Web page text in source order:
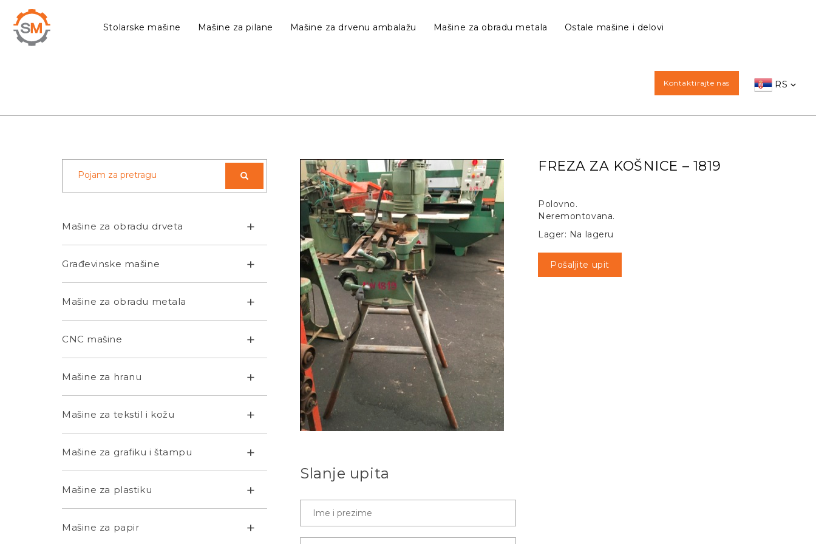
Stolarske mašine Mašine za pilane Mašine za drvenu ambalažu Mašine za obradu metala Ostale mašine i delovi
Kontaktirajte nas RS
Mašine za obradu drveta +
Građevinske mašine +
Mašine za obradu metala +
CNC mašine +
Mašine za hranu +
Mašine za tekstil i kožu +
Mašine za grafiku i štampu +
Mašine za plastiku +
Mašine za papir +
FREZA ZA KOŠNICE – 1819
Polovno.
Neremontovana.
Lager: Na lageru
Pošaljite upit
Slanje upita